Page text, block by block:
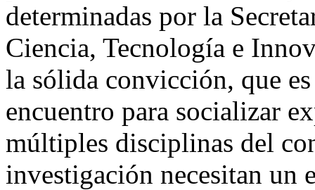
determinadas por la
Ciencia, Tecnología e
la sólida convicción, que
encuentro para socializar
múltiples disciplinas del
investigación necesitan un